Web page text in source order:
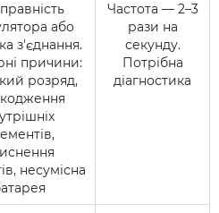
або
з'єднання.
причини:
розряд,
несумісна
Частота — 2–3
рази на
секунду.
Потрібна
діагностика